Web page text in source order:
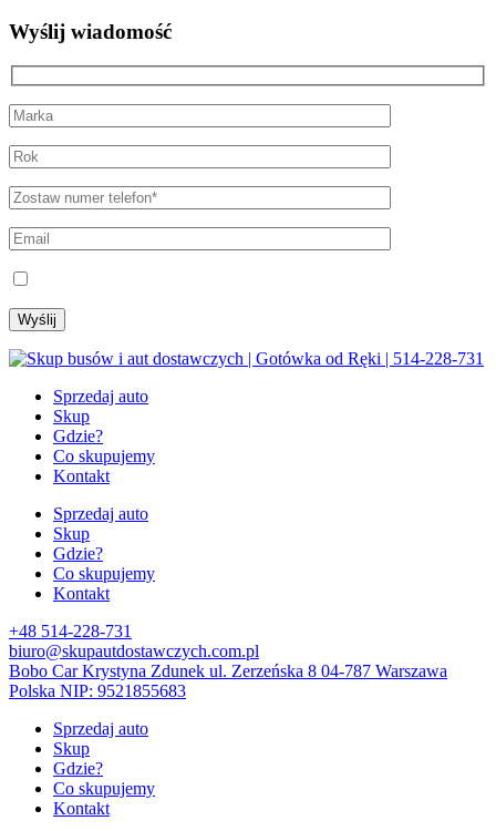
Wyślij wiadomość
Wyślij
Sprzedaj auto
Skup
Gdzie?
Co skupujemy
Kontakt
Sprzedaj auto
Skup
Gdzie?
Co skupujemy
Kontakt
+48 514-228-731
biuro@skupautdostawczych.com.pl
Bobo Car Krystyna Zdunek ul. Zerzeńska 8 04-787 Warszawa
Polska NIP: 9521855683
Sprzedaj auto
Skup
Gdzie?
Co skupujemy
Kontakt